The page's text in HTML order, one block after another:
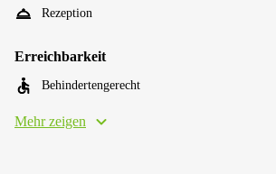
Rezeption
Erreichbarkeit
Behindertengerecht
Mehr zeigen